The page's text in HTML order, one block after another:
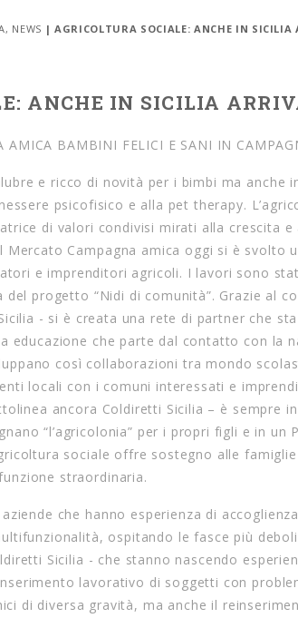
, NEWS | AGRICOLTURA SOCIALE: ANCHE IN
ANCHE IN SICILIA
AMICA BAMBINI FELICI E SANI IN
e ricco di novità per i bimbi ma anche
psicofisico e alla pet therapy.
di valori condivisi mirati alla crescita e
Mercato Campagna amica oggi si è
e imprenditori agricoli. I lavori sono
del progetto “Nidi di comunità”. Grazie al
- si è creata una rete di partner che
educazione che parte dal contatto con la
così collaborazioni tra mondo
locali con i comuni interessati e
ancora Coldiretti Sicilia – è sempre
“l’agricolonia” per i propri figli e in un
sociale offre sostegno alle
straordinaria.
che hanno esperienza di
ospitando le fasce più
Sicilia - che stanno nascendo
lavorativo di soggetti con
di diversa gravità, ma anche il